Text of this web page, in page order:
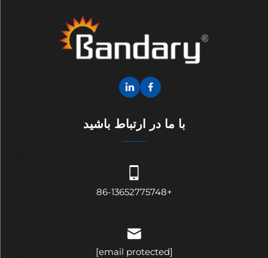
با ما در ارتباط باشید
+86-13652775748
[email protected]